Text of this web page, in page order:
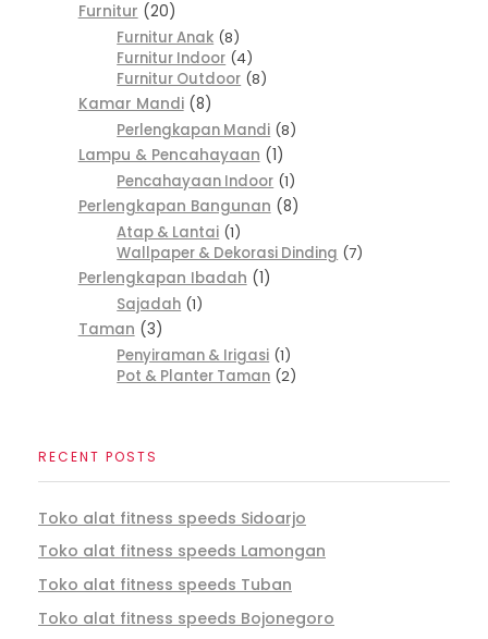
Furnitur
20
Furnitur Anak 8
Furnitur Indoor 4
Furnitur Outdoor 8
Kamar Mandi 8
Perlengkapan Mandi 8
Lampu & Pencahayaan
1
Pencahayaan Indoor 1
Perlengkapan Bangunan
8
Atap & Lantai 1
Wallpaper & Dekorasi Dinding 7
Perlengkapan Ibadah
1
Sajadah 1
Taman
3
Penyiraman & Irigasi 1
Pot & Planter Taman 2
RECENT POSTS
Toko alat fitness speeds Sidoarjo
Toko alat fitness speeds Lamongan
Toko alat fitness speeds Tuban
Toko alat fitness speeds Bojonegoro